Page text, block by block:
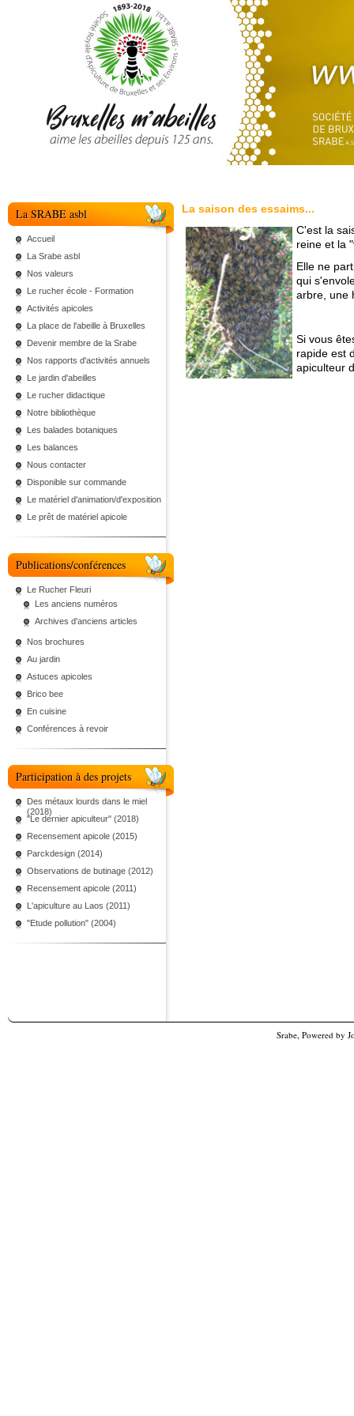
La SRABE asbl
Accueil
La Srabe asbl
Nos valeurs
Le rucher école - Formation
Activités apicoles
La place de l'abeille à Bruxelles
Devenir membre de la Srabe
Nos rapports d'activités annuels
Le jardin d'abeilles
Le rucher didactique
Notre bibliothèque
Les balades botaniques
Les balances
Nous contacter
Disponible sur commande
Le matériel d'animation/d'exposition
Le prêt de matériel apicole
Publications/conférences
Le Rucher Fleuri
Les anciens numéros
Archives d'anciens articles
Nos brochures
Au jardin
Astuces apicoles
Brico bee
En cuisine
Conférences à revoir
Participation à des projets
Des métaux lourds dans le miel
(2018)
"Le dernier apiculteur" (2018)
Recensement apicole (2015)
Parckdesign (2014)
Observations de butinage (2012)
Recensement apicole (2011)
L'apiculture au Laos (2011)
"Etude pollution" (2004)
La saison des essaims...
C'est la
reine et la
Elle ne
qui
arbre, une
Si vous
rapide est
apiculteur
Srabe, Powered by